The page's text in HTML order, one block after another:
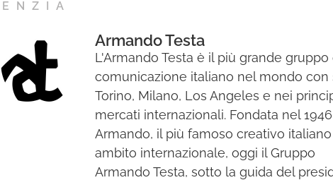
Armando Testa
L'Armando Testa è il più grande gruppo
comunicazione italiano nel mondo con
Torino, Milano, Los Angeles e nei
mercati internazionali. Fondata nel
Armando, il più famoso creativo
ambito internazionale, oggi il Gruppo
Armando Testa, sotto la guida del